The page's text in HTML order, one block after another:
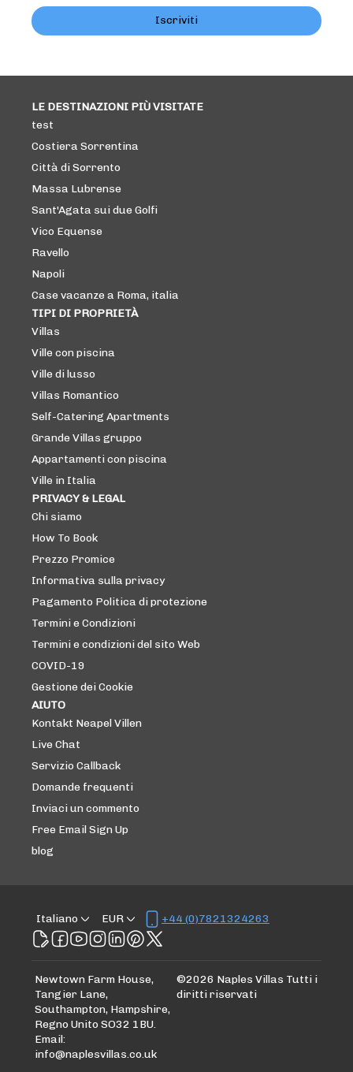
Iscriviti
LE DESTINAZIONI PIÙ VISITATE
test
Costiera Sorrentina
Città di Sorrento
Massa Lubrense
Sant'Agata sui due Golfi
Vico Equense
Ravello
Napoli
Case vacanze a Roma, italia
TIPI DI PROPRIETÀ
Villas
Ville con piscina
Ville di lusso
Villas Romantico
Self-Catering Apartments
Grande Villas gruppo
Appartamenti con piscina
Ville in Italia
PRIVACY & LEGAL
Chi siamo
How To Book
Prezzo Promice
Informativa sulla privacy
Pagamento Politica di protezione
Termini e Condizioni
Termini e condizioni del sito Web
COVID-19
Gestione dei Cookie
AIUTO
Kontakt Neapel Villen
Live Chat
Servizio Callback
Domande frequenti
Inviaci un commento
Free Email Sign Up
blog
Italiano EUR +44 (0)7821324263
Newtown Farm House,
Tangier Lane,
Southampton, Hampshire,
Regno Unito SO32 1BU.
Email:
info@naplesvillas.co.uk
©2026 Naples Villas Tutti i
diritti riservati